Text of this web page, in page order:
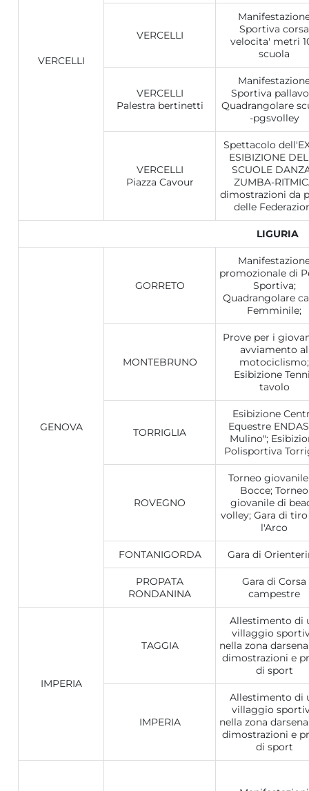
VERCELLI
VERCELLI
Sportiva corsa
velocita' metri
scuola
VERCELLI
Palestra bertinetti
Sportiva
Quadrangolare
-pgsvolley
VERCELLI
Piazza Cavour
Spettacolo
ESIBIZIONE
SCUOLE
ZUMBA-
dimostrazioni da
delle
LIGURIA
GENOVA
GORRETO
promozionale di
Sportiva;
Quadrangolare
Femminile;
MONTEBRUNO
Prove per i
avviamento al
motociclismo;
Esibizione
tavolo
TORRIGLIA
Esibizione
Equestre
Mulino";
Polisportiva
ROVEGNO
Torneo
Bocce; Torneo
giovanile di
volley; Gara di
l'Arco
FONTANIGORDA Gara di
PROPATA
RONDANINA
Gara di Corsa
campestre
IMPERIA
TAGGIA
Allestimento di
villaggio
nella zona
dimostrazioni e
di sport
IMPERIA
Allestimento di
villaggio
nella zona
dimostrazioni e
di sport